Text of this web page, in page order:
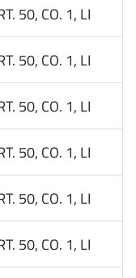
50, CO. 1, LETT.
50, CO. 1, LETT.
50, CO. 1, LETT.
50, CO. 1, LETT.
50, CO. 1, LETT.
50, CO. 1, LETT.